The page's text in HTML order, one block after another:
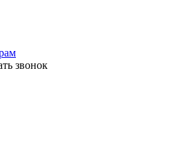
звонок